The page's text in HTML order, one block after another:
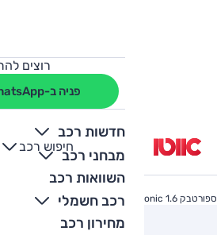
רוצים
פניה ב-WhatsApp
חדשות רכב
מבחני רכב
השוואות רכב
רכב חשמלי
מחירון רכב
חיפוש רכב
+
-
ספורטבק Attraction S-tronic 1.6